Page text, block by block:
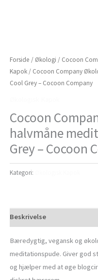
Forside / Økologi / Cocoon
Kapok / Cocoon Company
Cool Grey – Cocoon Company
Cocoon
halvmåne
Grey – Cocoon
Kategori:
Beskrivelse
Bæredygtig, vegansk og
meditationspude. Giver god
og hjælper med at øge